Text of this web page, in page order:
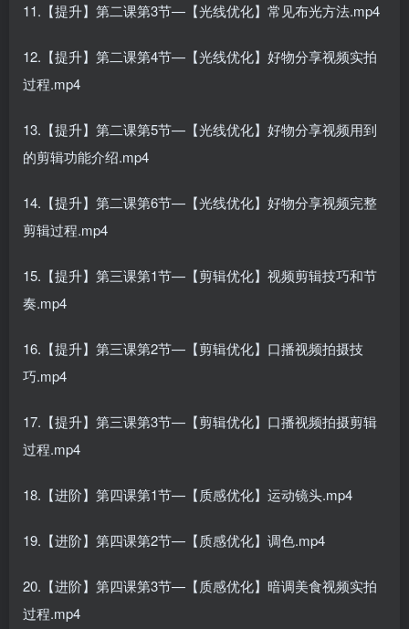
11.【提升】第二课第3节—【光线优化】常见布光方法.mp4
12.【提升】第二课第4节—【光线优化】好物分享视频实拍
过程.mp4
13.【提升】第二课第5节—【光线优化】好物分享视频用到
的剪辑功能介绍.mp4
14.【提升】第二课第6节—【光线优化】好物分享视频完整
剪辑过程.mp4
15.【提升】第三课第1节—【剪辑优化】视频剪辑技巧和节
奏.mp4
16.【提升】第三课第2节—【剪辑优化】口播视频拍摄技
巧.mp4
17.【提升】第三课第3节—【剪辑优化】口播视频拍摄剪辑
过程.mp4
18.【进阶】第四课第1节—【质感优化】运动镜头.mp4
19.【进阶】第四课第2节—【质感优化】调色.mp4
20.【进阶】第四课第3节—【质感优化】暗调美食视频实拍
过程.mp4